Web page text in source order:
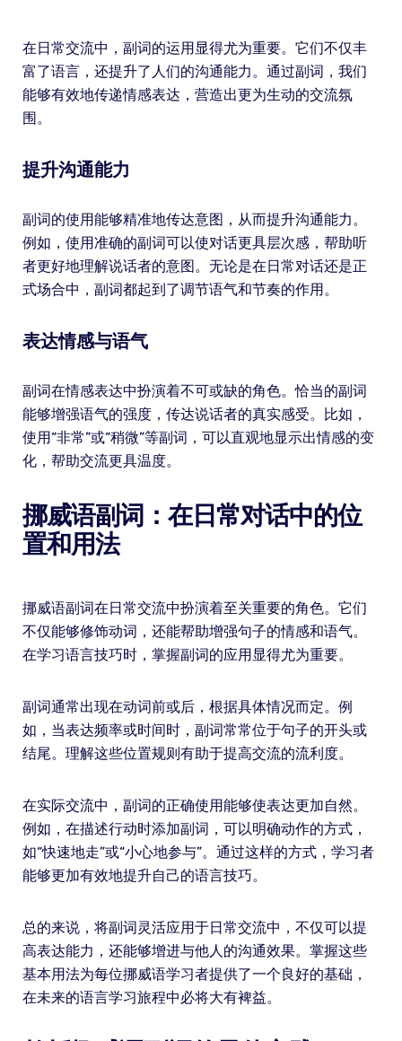
在日常交流中，副词的运用显得尤为重要。它们不仅丰
富了语言，还提升了人们的沟通能力。通过副词，我们
能够有效地传递情感表达，营造出更为生动的交流氛
围。
提升沟通能力
副词的使用能够精准地传达意图，从而提升沟通能力。
例如，使用准确的副词可以使对话更具层次感，帮助听
者更好地理解说话者的意图。无论是在日常对话还是正
式场合中，副词都起到了调节语气和节奏的作用。
表达情感与语气
副词在情感表达中扮演着不可或缺的角色。恰当的副词
能够增强语气的强度，传达说话者的真实感受。比如，
使用“非常”或“稍微”等副词，可以直观地显示出情感的变
化，帮助交流更具温度。
挪威语副词：在日常对话中的位
置和用法
挪威语副词在日常交流中扮演着至关重要的角色。它们
不仅能够修饰动词，还能帮助增强句子的情感和语气。
在学习语言技巧时，掌握副词的应用显得尤为重要。
副词通常出现在动词前或后，根据具体情况而定。例
如，当表达频率或时间时，副词常常位于句子的开头或
结尾。理解这些位置规则有助于提高交流的流利度。
在实际交流中，副词的正确使用能够使表达更加自然。
例如，在描述行动时添加副词，可以明确动作的方式，
如“快速地走”或“小心地参与”。通过这样的方式，学习者
能够更加有效地提升自己的语言技巧。
总的来说，将副词灵活应用于日常交流中，不仅可以提
高表达能力，还能够增进与他人的沟通效果。掌握这些
基本用法为每位挪威语学习者提供了一个良好的基础，
在未来的语言学习旅程中必将大有裨益。